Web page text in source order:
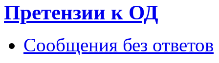
Претензии к ОД
Сообщения без ответов